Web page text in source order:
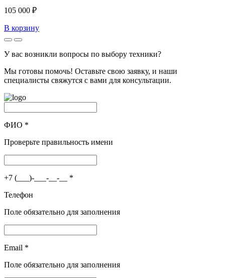
105 000 ₽
В корзину
У вас возникли вопросы по выбору техники?
Мы готовы помочь! Оставьте свою заявку, и наши
специалисты свяжутся с вами для консультации.
ФИО *
Проверьте правильность имени
+7 (___)-___-__-__ *
Телефон
Поле обязательно для заполнения
Email *
Поле обязательно для заполнения